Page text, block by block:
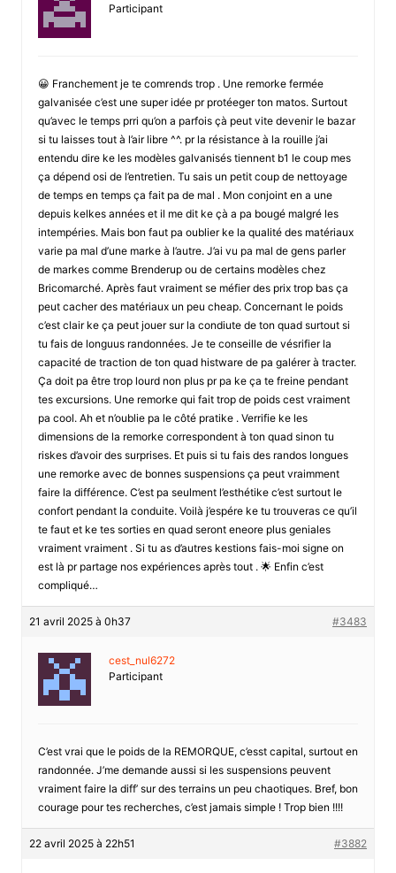
Participant
😀 Franchement je te comrends trop . Une remorke fermée
galvanisée c’est une super idée pr protéeger ton matos. Surtout
qu’avec le temps prri qu’on a parfois çà peut vite devenir le bazar
si tu laisses tout à l’air libre ^^. pr la résistance à la rouille j’ai
entendu dire ke les modèles galvanisés tiennent b1 le coup mes
ça dépend osi de l’entretien. Tu sais un petit coup de nettoyage
de temps en temps ça fait pa de mal . Mon conjoint en a une
depuis kelkes années et il me dit ke çà a pa bougé malgré les
intempéries. Mais bon faut pa oublier ke la qualité des matériaux
varie pa mal d’une marke à l’autre. J’ai vu pa mal de gens parler
de markes comme Brenderup ou de certains modèles chez
Bricomarché. Après faut vraiment se méfier des prix trop bas ça
peut cacher des matériaux un peu cheap. Concernant le poids
c’est clair ke ça peut jouer sur la condiute de ton quad surtout si
tu fais de longuus randonnées. Je te conseille de vésrifier la
capacité de traction de ton quad histware de pa galérer à tracter.
Ça doit pa être trop lourd non plus pr pa ke ça te freine pendant
tes excursions. Une remorke qui fait trop de poids cest vraiment
pa cool. Ah et n’oublie pa le côté pratike . Verrifie ke les
dimensions de la remorke correspondent à ton quad sinon tu
riskes d’avoir des surprises. Et puis si tu fais des randos longues
une remorke avec de bonnes suspensions ça peut vraimment
faire la différence. C’est pa seulment l’esthétike c’est surtout le
confort pendant la conduite. Voilà j’espére ke tu trouveras ce qu’il
te faut et ke tes sorties en quad seront eneore plus geniales
vraiment vraiment . Si tu as d’autres kestions fais-moi signe on
est là pr partage nos expériences après tout . 🌟 Enfin c’est
compliqué…
21 avril 2025 à 0h37 #3483
cest_nul6272
Participant
C’est vrai que le poids de la REMORQUE, c’esst capital, surtout en
randonnée. J’me demande aussi si les suspensions peuvent
vraiment faire la diff’ sur des terrains un peu chaotiques. Bref, bon
courage pour tes recherches, c’est jamais simple ! Trop bien !!!!
22 avril 2025 à 22h51 #3882